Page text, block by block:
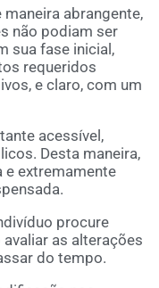
abrangente,
não podiam ser
sua fase inicial,
requeridos
e claro, com um
acessível,
Desta maneira,
e extremamente
procure
as alterações
do tempo.